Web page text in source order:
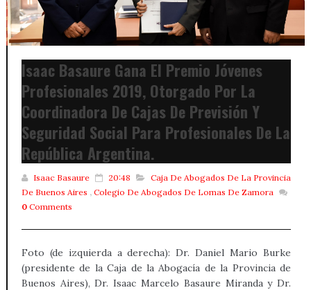
Isaac Basaure Gana El Premio Jóvenes
Profesionales 2019, Otorgado Por La
Coordinadora De Cajas De Previsión Y
Seguridad Social Para Profesionales De La
República Argentina.
Isaac Basaure 20:48
Caja De Abogados De La Provincia
De Buenos Aires , Colegio De Abogados De Lomas De Zamora
0 Comments
Foto (de izquierda a derecha): Dr. Daniel Mario Burke
(presidente de la Caja de la Abogacía de la Provincia de
Buenos Aires), Dr. Isaac Marcelo Basaure Miranda y Dr.